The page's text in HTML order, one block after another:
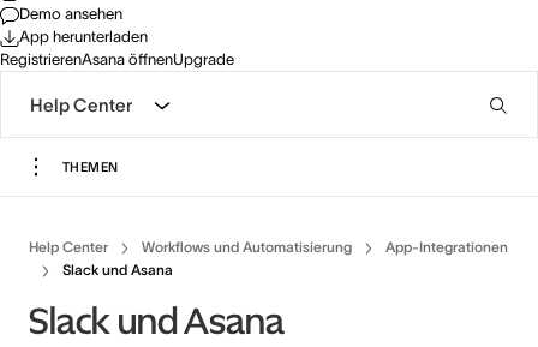
Demo ansehen
App herunterladen
RegistrierenAsana öffnenUpgrade
Help Center
THEMEN
Help Center Workflows und Automatisierung
App-Integrationen
Slack und Asana
Slack und Asana